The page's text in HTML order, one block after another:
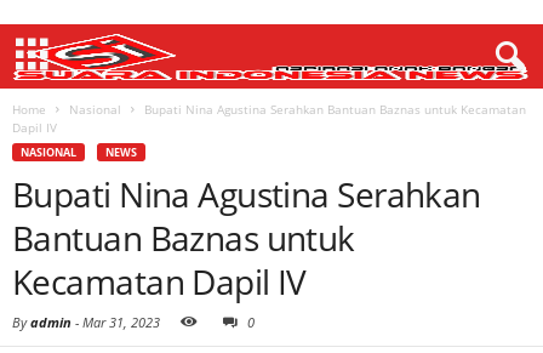
Home Nasional
Bupati Nina Agustina Serahkan Bantuan Baznas untuk Kecamatan
Dapil IV
NASIONAL NEWS
Bupati Nina Agustina Serahkan
Bantuan Baznas untuk
Kecamatan Dapil IV
Byadmin - Mar 31, 2023 0